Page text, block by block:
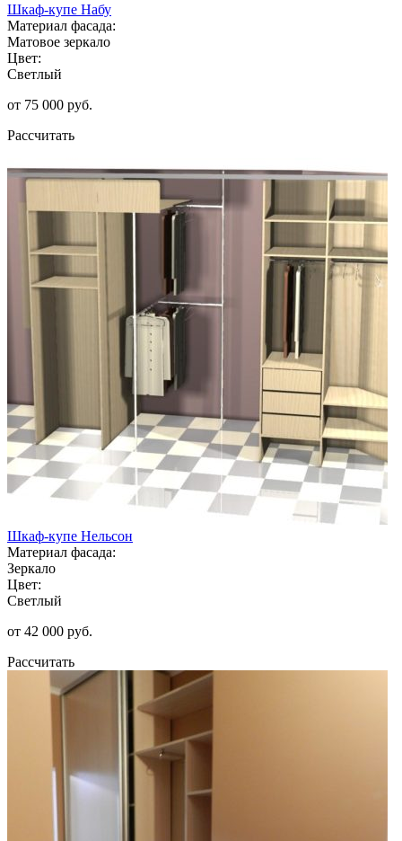
Шкаф-купе Набу
Материал фасада:
Матовое зеркало
Цвет:
Светлый
от 75 000 руб.
Рассчитать
Шкаф-купе Нельсон
Материал фасада:
Зеркало
Цвет:
Светлый
от 42 000 руб.
Рассчитать